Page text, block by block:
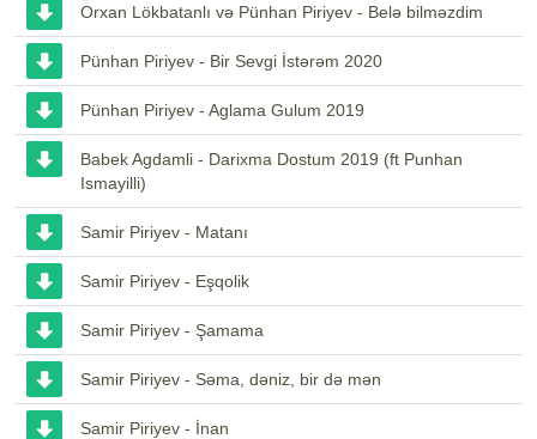
Orxan Lökbatanlı və Pünhan Piriyev - Belə bilməzdim
Pünhan Piriyev - Bir Sevgi İstərəm 2020
Pünhan Piriyev - Aglama Gulum 2019
Babek Agdamli - Darixma Dostum 2019 (ft Punhan
Ismayilli)
Samir Piriyev - Matanı
Samir Piriyev - Eşqolik
Samir Piriyev - Şamama
Samir Piriyev - Səma, dəniz, bir də mən
Samir Piriyev - İnan